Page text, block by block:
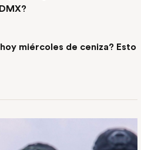
miércoles de ceniza? Esto